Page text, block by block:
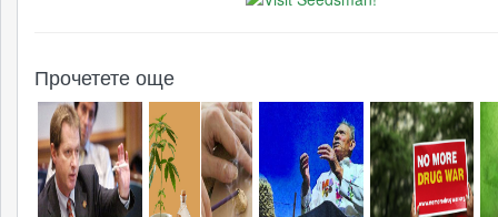
Прочетете още